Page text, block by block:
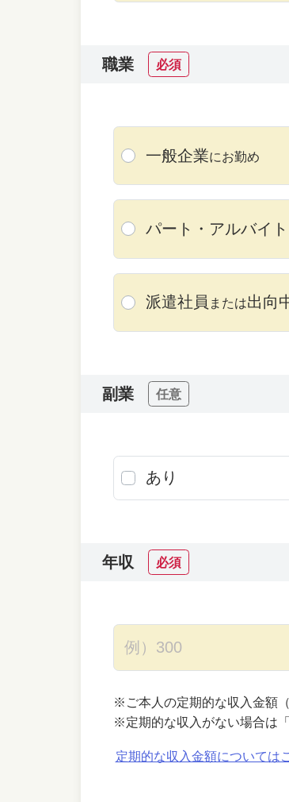
職業 必須
一般企業にお勤め
パート・ アルバイト
派遣社員 または出向
副業 任意
あり
年収 必須
※ご本人の定期的な収入金額
※定期的な収入がない場合は
定期的な収入金額については